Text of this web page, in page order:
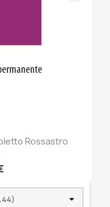
Rossastro